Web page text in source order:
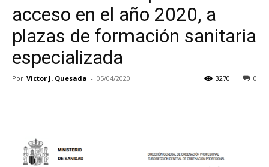
acceso en el año 2020, a
plazas de formación sanitaria
especializada
Por Victor J. Quesada - 05/04/2020 0
3270